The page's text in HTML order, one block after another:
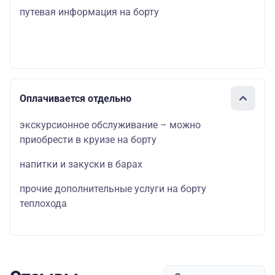
путевая информация на борту
Оплачивается отдельно
экскурсионное обслуживание – можно
приобрести в круизе на борту
напитки и закуски в барах
прочие дополнительные услуги на борту
теплохода